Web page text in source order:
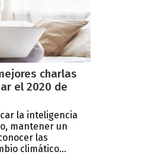
charlas
el 2020 de
la inteligencia
mantener un
las
climático...